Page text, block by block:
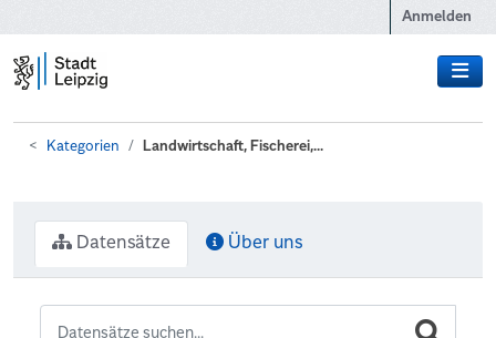
Anmelden
Kategorien Landwirtschaft, Fischerei,...
Datensätze Über uns